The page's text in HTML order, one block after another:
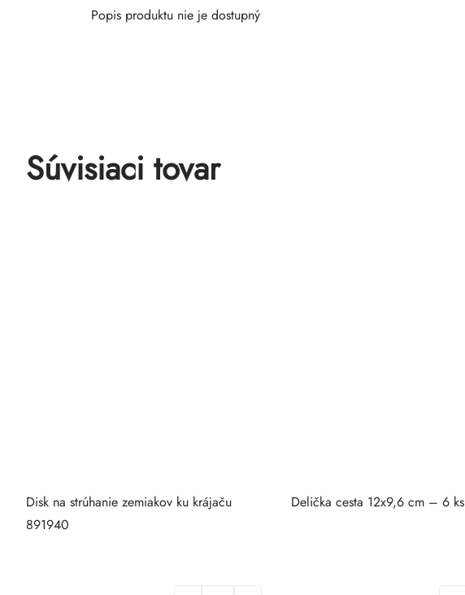
Popis produktu nie je dostupný
Súvisiaci tovar
Disk na strúhanie zemiakov ku krájaču
891940
Delička cesta 12x9,6 cm – 6 ks